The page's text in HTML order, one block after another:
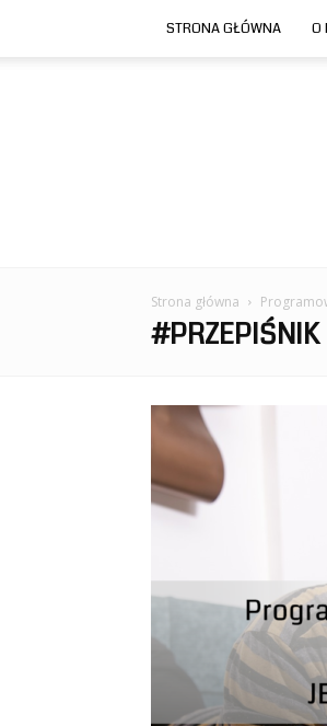
STRONA GŁÓWNA O
Strona główna
#PRZEPIŚNIK